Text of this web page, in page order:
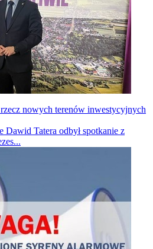
nowych terenów inwestycyjnych
Tatera odbył spotkanie z